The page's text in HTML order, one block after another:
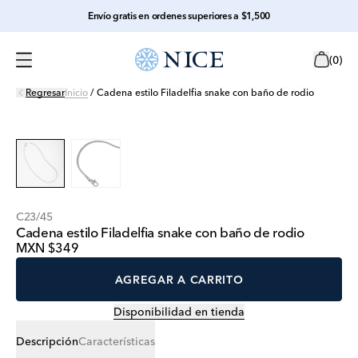
Envío gratis en ordenes superiores a $1,500
(0)
RegresarInicio / Cadena estilo Filadelfia snake con baño de rodio
C23/45
Cadena estilo Filadelfia snake con baño de rodio
MXN $349
AGREGAR A CARRITO
Disponibilidad en tienda
DescripciónCaracterísticas